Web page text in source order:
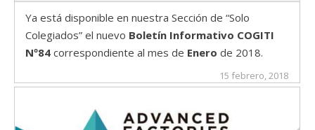
Ya está disponible en nuestra Sección de “Solo
Colegiados” el nuevo Boletín Informativo COGITI
Nº84 correspondiente al mes de Enero de 2018.
15 febrero, 2018